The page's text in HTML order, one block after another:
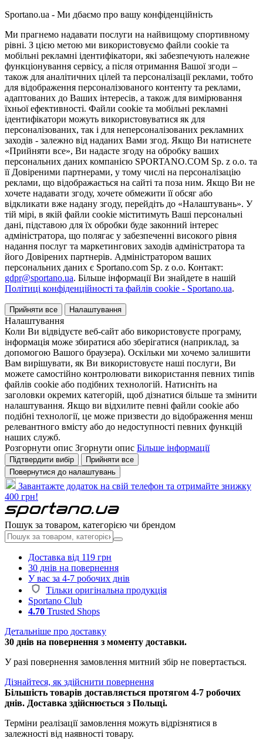
Sportano.ua - Ми дбаємо про вашу конфіденційність
Ми прагнемо надавати послуги на найвищому спортивному
рівні. З цією метою ми використовуємо файли cookie та
мобільні рекламні ідентифікатори, які забезпечують належне
функціонування сервісу, а після отримання Вашої згоди –
також для аналітичних цілей та персоналізації реклами, тобто
для відображення персоналізованого контенту та реклами,
адаптованих до Ваших інтересів, а також для вимірювання
їхньої ефективності. Файли cookie та мобільні рекламні
ідентифікатори можуть використовуватися як для
персоналізованих, так і для неперсоналізованих рекламних
заходів - залежно від наданих Вами згод. Якщо Ви натиснете
«Прийняти все», Ви надасте згоду на обробку ваших
персональних даних компанією SPORTANO.COM Sp. z o.o. та
її Довіреними партнерами, у тому числі на персоналізацію
реклами, що відображається на сайті та поза ним. Якщо Ви не
хочете надавати згоду, хочете обмежити її обсяг або
відкликати вже надану згоду, перейдіть до «Налаштувань». У
тій мірі, в якій файли cookie міститимуть Ваші персональні
дані, підставою для їх обробки буде законний інтерес
адміністратора, що полягає у забезпеченні високого рівня
надання послуг та маркетингових заходів адміністратора та
його Довірених партнерів. Адміністратором ваших
персональних даних є Sportano.com Sp. z o.o. Контакт:
gdpr@sportano.ua. Більше інформації Ви знайдете в нашій
Політиці конфіденційності та файлів cookie - Sportano.ua.
Прийняти все Налаштування
Налаштування
Коли Ви відвідуєте веб-сайт або використовуєте програму,
інформація може збиратися або зберігатися (наприклад, за
допомогою Вашого браузера). Оскільки ми хочемо залишити
Вам вирішувати, як Ви використовуєте наші послуги, Ви
можете самостійно контролювати використання певних типів
файлів cookie або подібних технологій. Натисніть на
заголовки окремих категорій, щоб дізнатися більше та змінити
налаштування. Якщо ви відхилите певні файли cookie або
подібні технології, це може призвести до відображення менш
релевантного вмісту або до недоступності певних функцій
наших служб.
Розгорнути опис Згорнути опис Більше інформації
Підтвердити вибір
Прийняти все
Повернутися до налаштувань
Завантажте додаток на свій телефон та отримайте знижку
400 грн!
Пошук за товаром, категорією чи брендом
Доставка від 119 грн
30 днів на повернення
У вас за 4-7 робочих днів
Тільки оригінальна продукція
Sportano Club
4.70 Trusted Shops
Детальніше про доставку
30 днів на повернення з моменту доставки.
У разі повернення замовлення митний збір не повертається.
Дізнайтеся, як здійснити повернення
Більшість товарів доставляється протягом 4-7 робочих
днів. Доставка здійснюється з Польщі.
Терміни реалізації замовлення можуть відрізнятися в
залежності від наявності товару.